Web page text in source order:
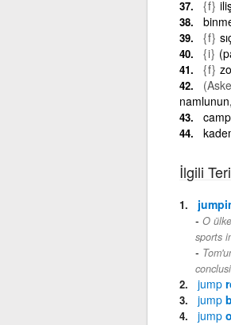
{f}
{f}
{i}
{f}
camp
İlgili
O
sports
jump
jump
jump